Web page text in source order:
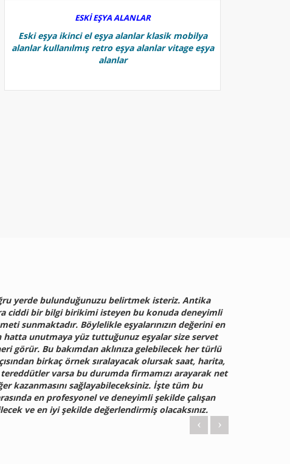
ESKİ EŞYA ALANLAR
Eski eşya ikinci el eşya alanlar klasik mobilya
alanlar kullanılmış retro eşya alanlar vitage eşya
alanlar
yerde bulunduğunuzu belirtmek isteriz. Antika
ciddi bir bilgi birikimi isteyen bu konuda deneyimli
sunmaktadır. Böylelikle eşyalarınızın değerini en
unutmaya yüz tuttuğunuz eşyalar size servet
görür. Bu bakımdan aklınıza gelebilecek her türlü
birkaç örnek sıralayacak olursak saat, harita,
varsa bu durumda firmamızı arayarak net
kazanmasını sağlayabileceksiniz. İşte tüm bu
en profesyonel ve deneyimli şekilde çalışan
ve en iyi şekilde değerlendirmiş olacaksınız.